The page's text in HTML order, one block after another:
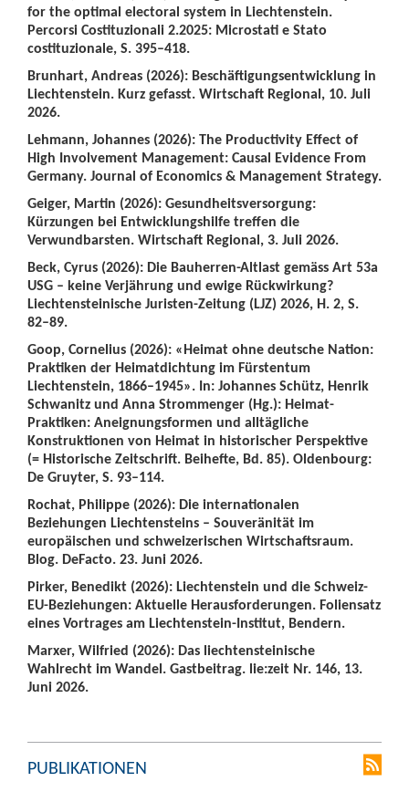
for the optimal electoral system in Liechtenstein.
Percorsi Costituzionali 2.2025: Microstati e Stato
costituzionale, S. 395–418.
Brunhart, Andreas (2026): Beschäftigungsentwicklung in
Liechtenstein. Kurz gefasst. Wirtschaft Regional, 10. Juli
2026.
Lehmann, Johannes (2026): The Productivity Effect of
High Involvement Management: Causal Evidence From
Germany. Journal of Economics & Management Strategy.
Geiger, Martin (2026): Gesundheitsversorgung:
Kürzungen bei Entwicklungshilfe treffen die
Verwundbarsten. Wirtschaft Regional, 3. Juli 2026.
Beck, Cyrus (2026): Die Bauherren-Altlast gemäss Art 53a
USG – keine Verjährung und ewige Rückwirkung?
Liechtensteinische Juristen-Zeitung (LJZ) 2026, H. 2, S.
82–89.
Goop, Cornelius (2026): «Heimat ohne deutsche Nation:
Praktiken der Heimatdichtung im Fürstentum
Liechtenstein, 1866–1945». In: Johannes Schütz, Henrik
Schwanitz und Anna Strommenger (Hg.): Heimat-
Praktiken: Aneignungsformen und alltägliche
Konstruktionen von Heimat in historischer Perspektive
(= Historische Zeitschrift. Beihefte, Bd. 85). Oldenbourg:
De Gruyter, S. 93–114.
Rochat, Philippe (2026): Die internationalen
Beziehungen Liechtensteins – Souveränität im
europäischen und schweizerischen Wirtschaftsraum.
Blog. DeFacto. 23. Juni 2026.
Pirker, Benedikt (2026): Liechtenstein und die Schweiz-
EU-Beziehungen: Aktuelle Herausforderungen. Foliensatz
eines Vortrages am Liechtenstein-Institut, Bendern.
Marxer, Wilfried (2026): Das liechtensteinische
Wahlrecht im Wandel. Gastbeitrag. lie:zeit Nr. 146, 13.
Juni 2026.
PUBLIKATIONEN